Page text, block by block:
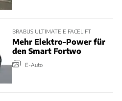
BRABUS ULTIMATE E FACELIFT
Mehr Elektro-Power für
den Smart Fortwo
E-Auto